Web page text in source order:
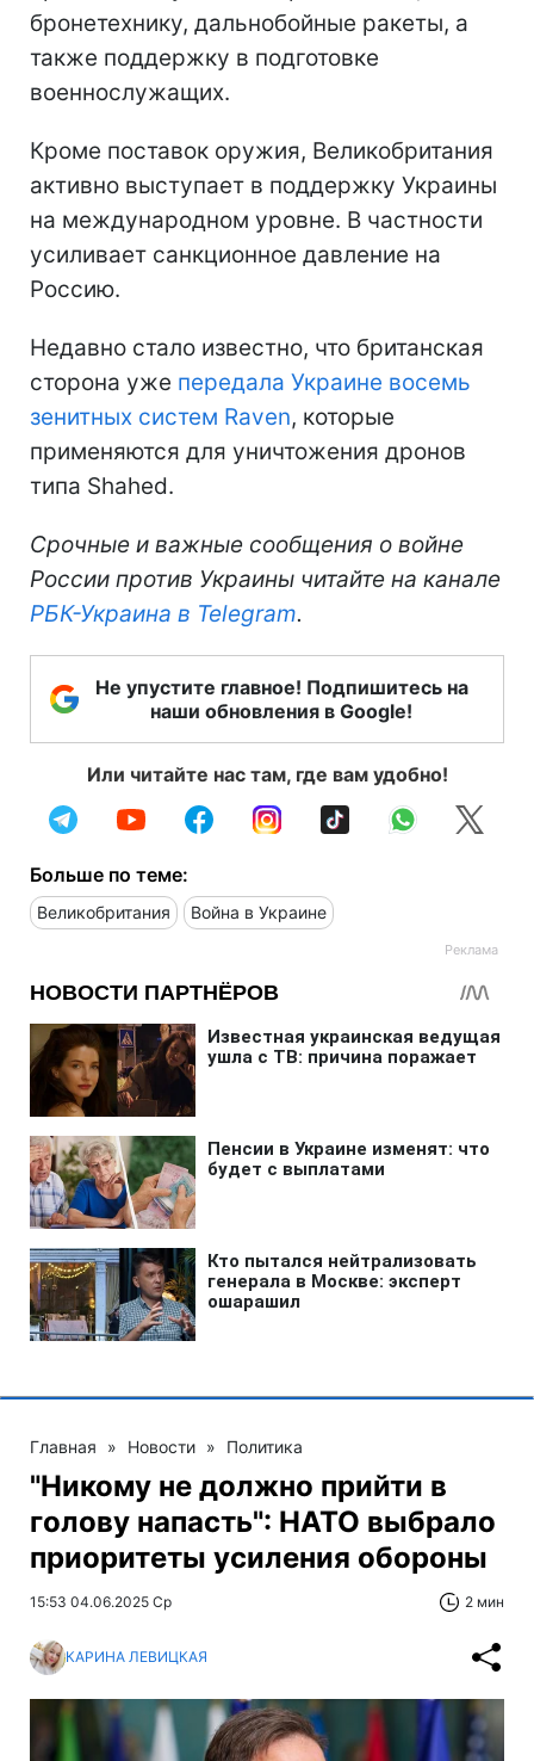
бронетехнику, дальнобойные ракеты, а
также поддержку в подготовке
военнослужащих.
Кроме поставок оружия, Великобритания
активно выступает в поддержку Украины
на международном уровне. В частности
усиливает санкционное давление на
Россию.
Недавно стало известно, что британская
сторона уже передала Украине восемь
зенитных систем Raven, которые
применяются для уничтожения дронов
типа Shahed.
Срочные и важные сообщения о войне
России против Украины читайте на канале
РБК-Украина в Telegram.
Не упустите главное! Подпишитесь на
наши обновления в Google!
Или читайте нас там, где вам удобно!
Больше по теме:
Великобритания Война в Украине
Главная » Новости » Политика
"Никому не должно прийти в
голову напасть": НАТО выбрало
приоритеты усиления обороны
15:53 04.06.2025 Ср 2 мин
КАРИНА ЛЕВИЦКАЯ